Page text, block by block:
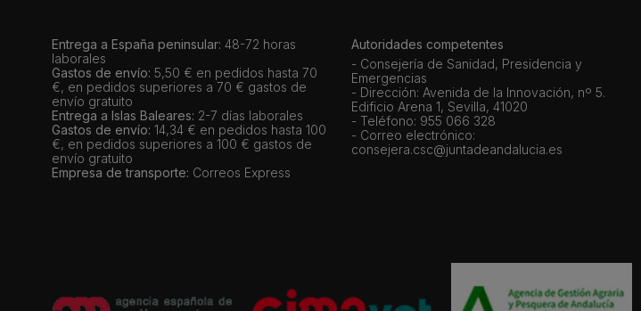
Entrega a España peninsular: 48-72 horas
laborales
Gastos de envío: 5,50 € en pedidos hasta 70
€, en pedidos superiores a 70 € gastos de
envío gratuito
Entrega a Islas Baleares: 2-7 días laborales
Gastos de envío: 14,34 € en pedidos hasta 100
€, en pedidos superiores a 100 € gastos de
envío gratuito
Empresa de transporte: Correos Express
Autoridades competentes
- Consejería de Sanidad, Presidencia y
Emergencias
- Dirección: Avenida de la Innovación, nº 5.
Edificio Arena 1, Sevilla, 41020
- Teléfono: 955 066 328
- Correo electrónico:
consejera.csc@juntadeandalucia.es